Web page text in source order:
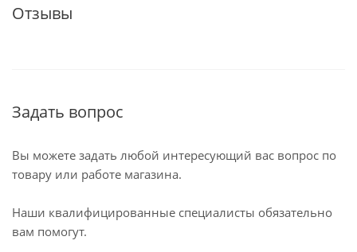
Отзывы
Задать вопрос
Вы можете задать любой интересующий вас вопрос по
товару или работе магазина.
Наши квалифицированные специалисты обязательно
вам помогут.